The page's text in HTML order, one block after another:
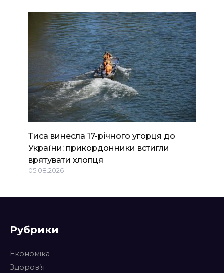
Тиса винесла 17-річного угорця до
України: прикордонники встигли
врятувати хлопця
05.08.2026
Рубрики
Економіка
Здоров’я